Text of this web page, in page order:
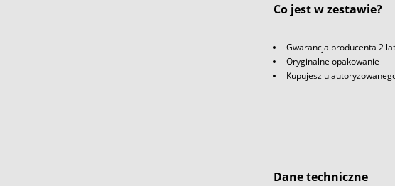
Co jest w zestawie?
Gwarancja producenta 2
Oryginalne opakowanie
Kupujesz u
Dane techniczne